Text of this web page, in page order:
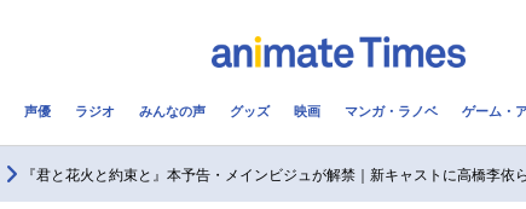
声優 ラジオ みんなの声 グッズ 映画 マンガ・ラノベ ゲーム・
『君と花火と約束と』本予告・メインビジュが解禁｜新キャストに高橋李依